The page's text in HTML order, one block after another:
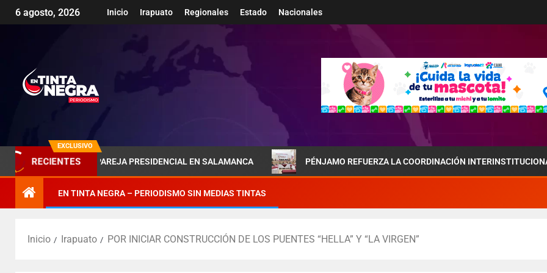
6 agosto, 2026 Inicio Irapuato Regionales Estado Nacionales
EXCLUSIVO
RECIENTES
DE LA PAREJA PRESIDENCIAL EN SALAMANCA PÉNJAMO REFUERZA LA COORDINACIÓN INTERINSTITUCIONAL POR LA
EN TINTA NEGRA – PERIODISMO SIN MEDIAS TINTAS
Inicio Irapuato POR INICIAR CONSTRUCCIÓN DE LOS PUENTES “HELLA” Y “LA VIRGEN”